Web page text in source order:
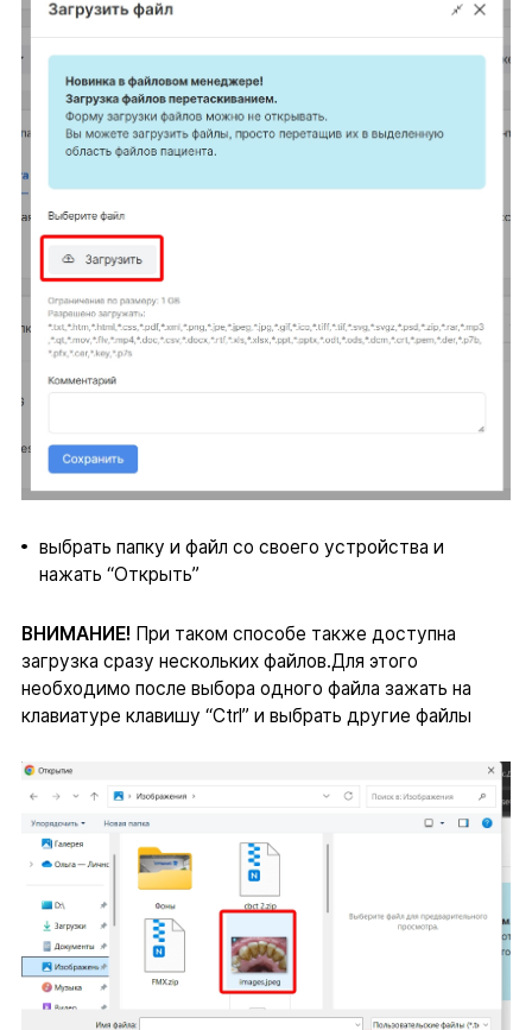
выбрать папку и файл со своего устройства и
нажать “Открыть”
ВНИМАНИЕ! При таком способе также доступна
загрузка сразу нескольких файлов.Для этого
необходимо после выбора одного файла зажать на
клавиатуре клавишу “Ctrl” и выбрать другие файлы